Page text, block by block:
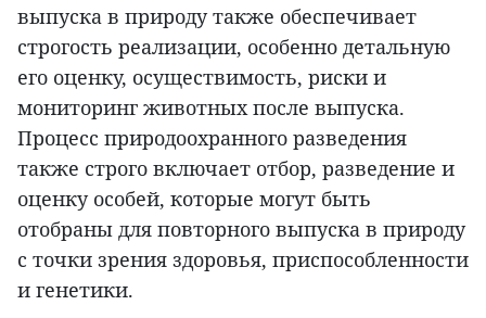
выпуска в природу также обеспечивает
строгость реализации, особенно детальную
его оценку, осуществимость, риски и
мониторинг животных после выпуска.
Процесс природоохранного разведения
также строго включает отбор, разведение и
оценку особей, которые могут быть
отобраны для повторного выпуска в природу
с точки зрения здоровья, приспособленности
и генетики.